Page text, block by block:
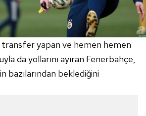
transfer yapan ve hemen hemen
da yollarını ayıran Fenerbahçe,
bazılarından beklediğini